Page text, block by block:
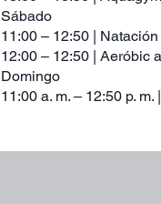
Sábado
11:00 – 12:50 |
12:00 – 12:50 | Aeróbic
Domingo
11:00 a. m. – 12:50 p.